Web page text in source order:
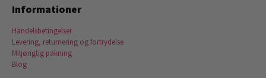
Informationer
Handelsbetingelser
Levering, returnering og fortrydelse
Miljørigtig pakning
Blog